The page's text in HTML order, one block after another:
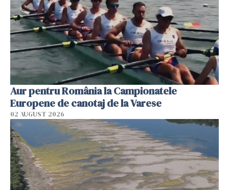
Aur pentru România la Campionatele
Europene de canotaj de la Varese
02 AUGUST 2026